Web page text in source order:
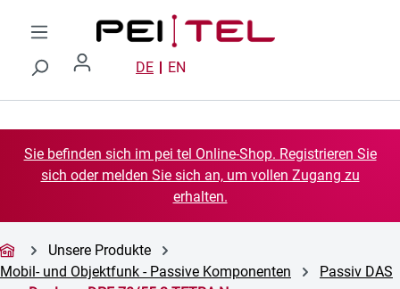
Zum Hauptinhalt springen
DE EN
Sie befinden sich im pei tel Online-Shop. Registrieren Sie
sich oder melden Sie sich an, um vollen Zugang zu
erhalten.
Unsere Produkte
Mobil- und Objektfunk - Passive Komponenten
Passiv DAS